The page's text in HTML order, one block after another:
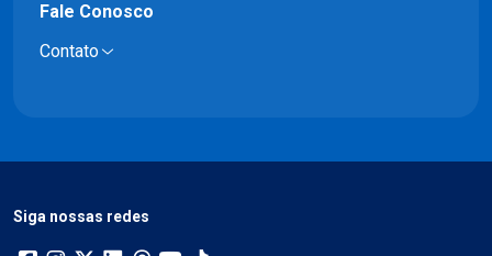
Fale Conosco
Contato
Siga nossas redes